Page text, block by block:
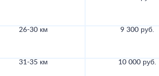
26-30 км 9 300 руб.
31-35 км 10 000 руб.